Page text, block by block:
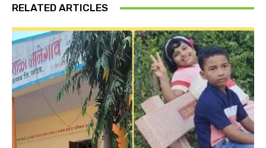
RELATED ARTICLES